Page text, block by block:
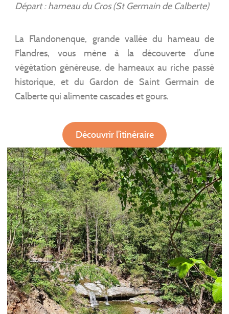
Départ : hameau du Cros (St Germain de Calberte)
La Flandonenque, grande vallée du hameau de
Flandres, vous mène à la découverte d’une
végétation généreuse, de hameaux au riche passé
historique, et du Gardon de Saint Germain de
Calberte qui alimente cascades et gours.
Découvrir l’itinéraire